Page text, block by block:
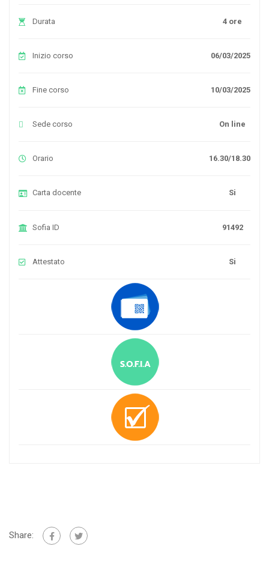
Durata 4 ore
Inizio corso 06/03/2025
Fine corso 10/03/2025
Sede corso On line
Orario 16.30/18.30
Carta docente Si
Sofia ID 91492
Attestato Si
Share: